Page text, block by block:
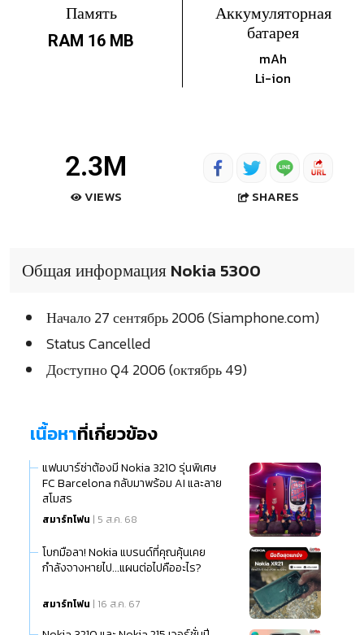
Память
RAM 16 MB
Аккумуляторная
батарея
mAh
Li-ion
2.3M
VIEWS SHARES
Общая информация Nokia 5300
Начало 27 сентябрь 2006 (Siamphone.com)
Status Cancelled
Доступно Q4 2006 (октябрь 49)
เนื้อหาที่เกี่ยวข้อง
แฟนบาร์ซ่าต้องมี Nokia 3210 รุ่นพิเศษ
FC Barcelona กลับมาพร้อม AI และลาย
สโมสร
สมาร์ทโฟน | 5 ส.ค. 68
โบกมือลา! Nokia แบรนด์ที่คุณคุ้นเคย
กำลังจางหายไป...แผนต่อไปคืออะไร?
สมาร์ทโฟน | 16 ส.ค. 67